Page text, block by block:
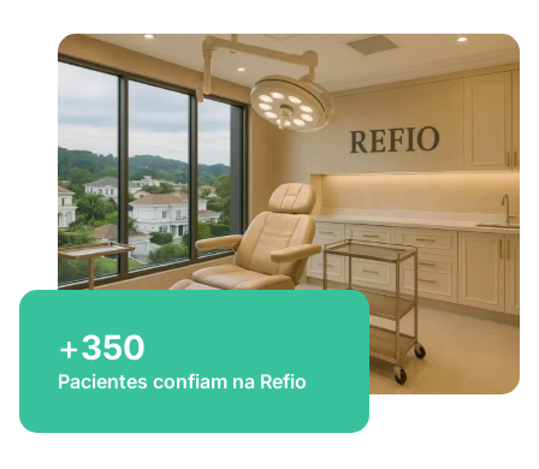
+350
Pacientes confiam na Refio